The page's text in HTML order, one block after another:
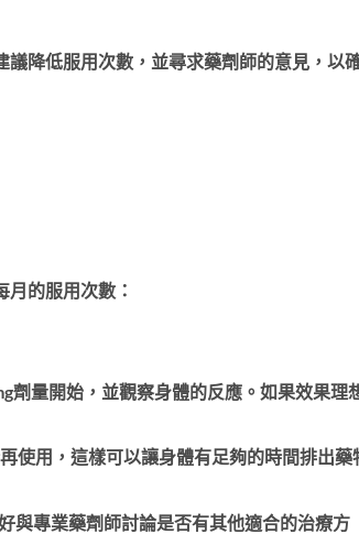
降低服用次數，並尋求藥劑師的意見，以
的服用次數：
劑量開始，並觀察身體的反應。如果效果理
使用，這樣可以讓身體有足夠的時間排出藥
與專業藥劑師討論是否有其他適合的治療方